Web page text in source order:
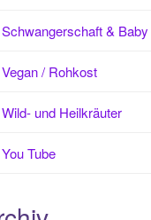
Schwangerschaft & Baby
Vegan / Rohkost
Wild- und Heilkräuter
You Tube